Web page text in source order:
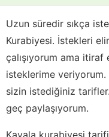
Uzun süredir sıkça
Kurabiyesi. İstekleri
çalışıyorum ama
isteklerime
sizin istediğiniz
geç paylaşıyorum.
Kavala kurabiyesi